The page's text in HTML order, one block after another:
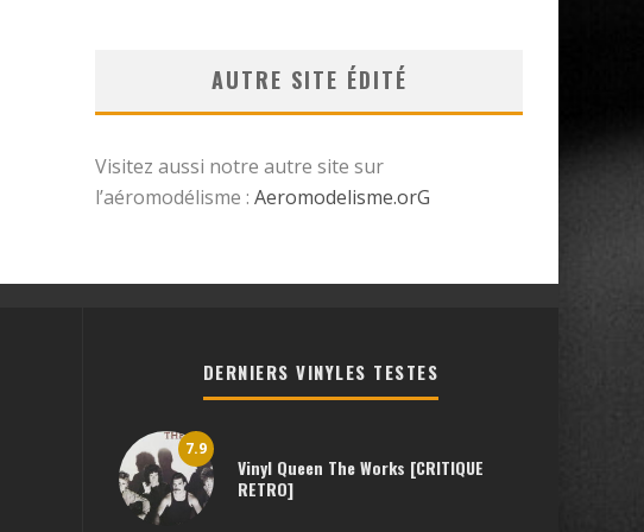
AUTRE SITE ÉDITÉ
Visitez aussi notre autre site sur
l’aéromodélisme : Aeromodelisme.orG
DERNIERS VINYLES TESTES
7.9
Vinyl Queen The Works [CRITIQUE
RETRO]